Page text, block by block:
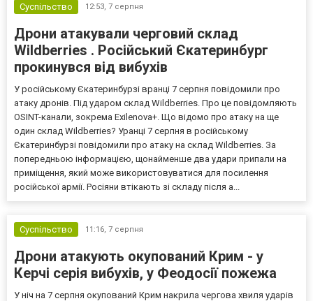
Суспільство 12:53, 7 серпня
Дрони атакували черговий склад
Wildberries . Російський Єкатеринбург
прокинувся від вибухів
У російському Єкатеринбурзі вранці 7 серпня повідомили про
атаку дронів. Під ударом склад Wildberries. Про це повідомляють
OSINT-канали, зокрема Exilenova+. Що відомо про атаку на ще
один склад Wildberries? Уранці 7 серпня в російському
Єкатеринбурзі повідомили про атаку на склад Wildberries. За
попередньою інформацією, щонайменше два удари припали на
приміщення, який може використовуватися для посилення
російської армії. Росіяни втікають зі складу після а...
Суспільство 11:16, 7 серпня
Дрони атакують окупований Крим - у
Керчі серія вибухів, у Феодосії пожежа
У ніч на 7 серпня окупований Крим накрила чергова хвиля ударів